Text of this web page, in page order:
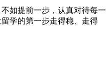
如提前一步，认真对待每一
学的第一步走得稳、走得